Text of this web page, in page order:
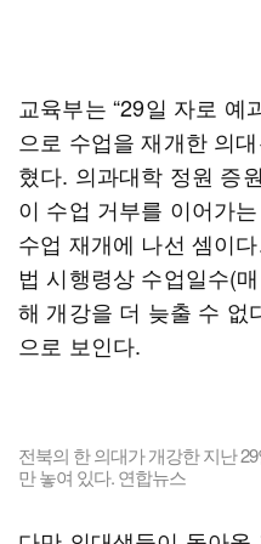
교육부는 “29일 자로
으로 수업을 재개한 의
혔다. 의과대학 정원 증
이 수업 거부를 이어가
수업 재개에 나선 셈이
법 시행령상 수업일수(
해 개강을 더 늦출 수 없
으로 보인다.
전북의 한 의대가 개강한 지난
만 놓여 있다. 연합뉴스